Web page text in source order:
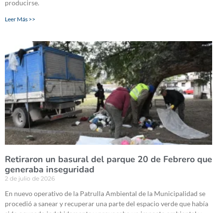
producirse.
Leer Más >>
Retiraron un basural del parque 20 de Febrero que
generaba inseguridad
2 de julio de 2026
En nuevo operativo de la Patrulla Ambiental de la Municipalidad se
procedió a sanear y recuperar una parte del espacio verde que había